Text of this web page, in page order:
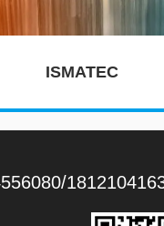
ISMATEC